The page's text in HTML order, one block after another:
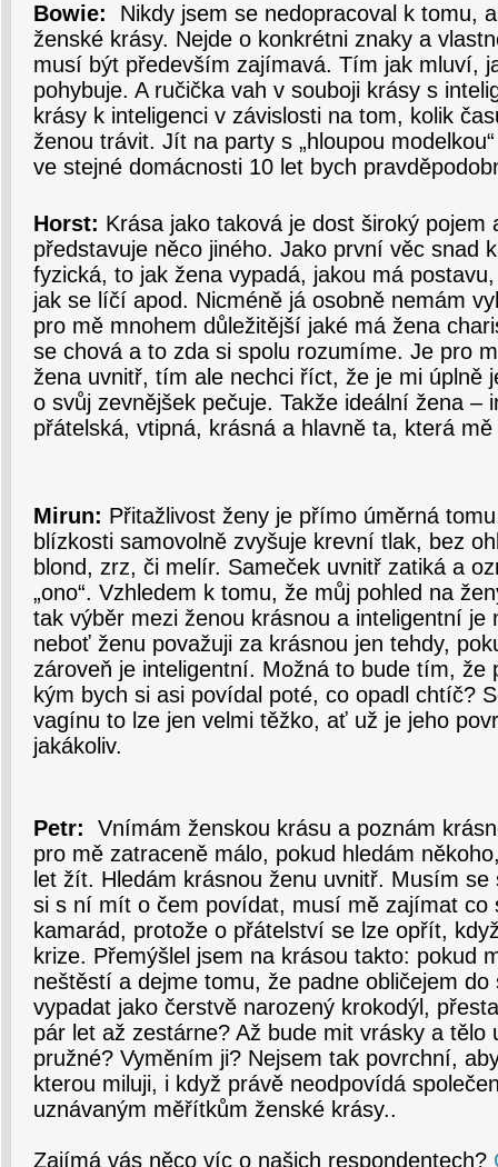
Bowie:
Nikdy jsem se nedopracoval k tomu,
ženské krásy. Nejde o konkrétni znaky a
musí být především zajímavá. Tím jak mluví,
pohybuje. A ručička vah v souboji krásy s
krásy k inteligenci v závislosti na tom, kolik
ženou trávit. Jít na party s „hloupou
ve stejné domácnosti 10 let bych
Horst: Krása jako taková je dost široký pojem
představuje něco jiného. Jako první věc snad
fyzická, to jak žena vypadá, jakou má
jak se líčí apod. Nicméně já osobně nemám
pro mě mnohem důležitější jaké má žena
se chová a to zda si spolu rozumíme. Je pro
žena uvnitř, tím ale nechci říct, že je mi úplně
o svůj zevnějšek pečuje. Takže ideální žena –
přátelská, vtipná, krásná a hlavně ta, která mě
Mirun: Přitažlivost ženy je přímo úměrná
blízkosti samovolně zvyšuje krevní tlak, bez
blond, zrz, či melír. Sameček uvnitř zatiká a
„ono“. Vzhledem k tomu, že můj pohled na
tak výběr mezi ženou krásnou a inteligentní je
neboť ženu považuji za krásnou jen tehdy,
zároveň je inteligentní. Možná to bude tím, že
kým bych si asi povídal poté, co opadl chtíč?
vagínu to lze jen velmi těžko, ať už je jeho
jakákoliv.
Petr:
Vnímám ženskou krásu a poznám
pro mě zatraceně málo, pokud hledám
let žít. Hledám krásnou ženu uvnitř. Musím
si s ní mít o čem povídat, musí mě zajímat co
kamarád, protože o přátelství se lze opřít,
krize. Přemýšlel jsem na krásou takto: pokud
neštěstí a dejme tomu, že padne obličejem do
vypadat jako čerstvě narozený krokodýl,
pár let až zestárne? Až bude mit vrásky a tělo
pružné? Vyměním ji? Nejsem tak povrchní,
kterou miluji, i když právě neodpovídá
uznávaným měřítkům ženské krásy..
Zajímá vás něco víc o našich respondentech?